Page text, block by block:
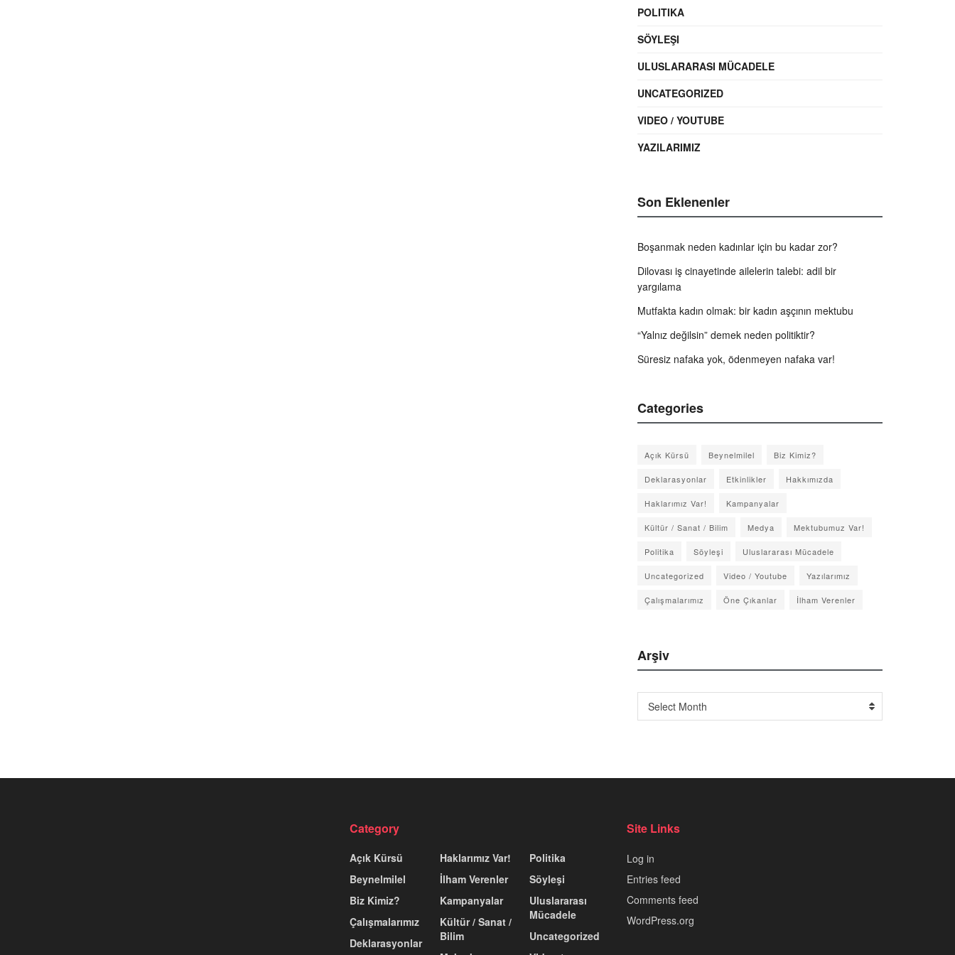
POLITIKA
SÖYLEŞI
ULUSLARARASI MÜCADELE
UNCATEGORIZED
VIDEO / YOUTUBE
YAZILARIMIZ
Son Eklenenler
Boşanmak neden kadınlar için bu kadar zor?
Dilovası iş cinayetinde ailelerin talebi: adil bir
yargılama
Mutfakta kadın olmak: bir kadın aşçının mektubu
“Yalnız değilsin” demek neden politiktir?
Süresiz nafaka yok, ödenmeyen nafaka var!
Categories
Açık Kürsü Beynelmilel Biz Kimiz?
Deklarasyonlar Etkinlikler Hakkımızda
Haklarımız Var! Kampanyalar
Kültür / Sanat / Bilim Medya Mektubumuz Var!
Politika Söyleşi Uluslararası Mücadele
Uncategorized Video / Youtube Yazılarımız
Çalışmalarımız Öne Çıkanlar İlham Verenler
Arşiv
ArşivSelect Month
Category
Açık Kürsü
Beynelmilel
Biz Kimiz?
Çalışmalarımız
Deklarasyonlar
Haklarımız Var!
İlham Verenler
Kampanyalar
Kültür / Sanat /
Bilim
Politika
Söyleşi
Uluslararası
Mücadele
Uncategorized
Site Links
Log in
Entries feed
Comments feed
WordPress.org